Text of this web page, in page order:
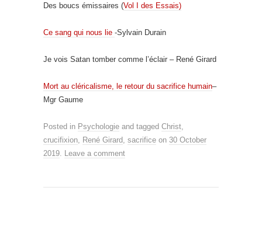
Des boucs émissaires (Vol I des Essais)
Ce sang qui nous lie -Sylvain Durain
Je vois Satan tomber comme l’éclair – René Girard
Mort au cléricalisme, le retour du sacrifice humain–
Mgr Gaume
Posted in Psychologie and tagged Christ
crucifixion René Girard sacrifice on 30 October
2019 Leave a comment